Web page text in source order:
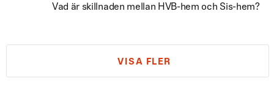
Vad är skillnaden mellan HVB-hem och Sis-hem?
VISA FLER